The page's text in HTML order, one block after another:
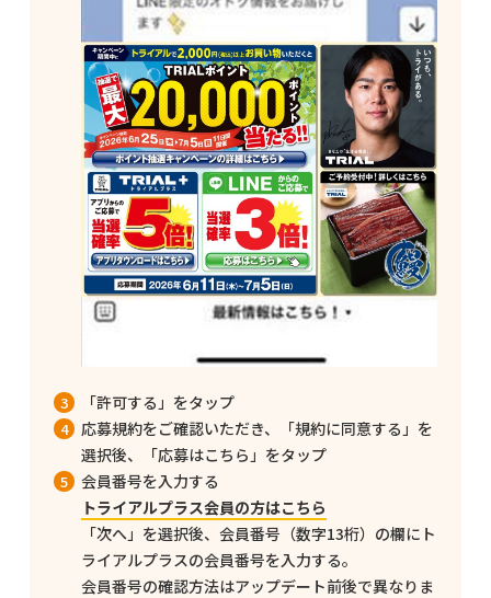
「許可する」をタップ
応募規約をご確認いただき、「規約に同意する」を
選択後、「応募はこちら」をタップ
会員番号を入力する
トライアルプラス会員の方はこちら
「次へ」を選択後、会員番号（数字13桁）の欄にト
ライアルプラスの会員番号を入力する。
会員番号の確認方法はアップデート前後で異なりま